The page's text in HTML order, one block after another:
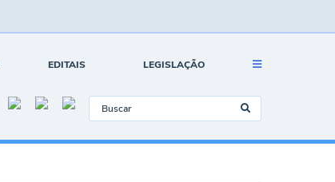
EDITAIS LEGISLAÇÃO